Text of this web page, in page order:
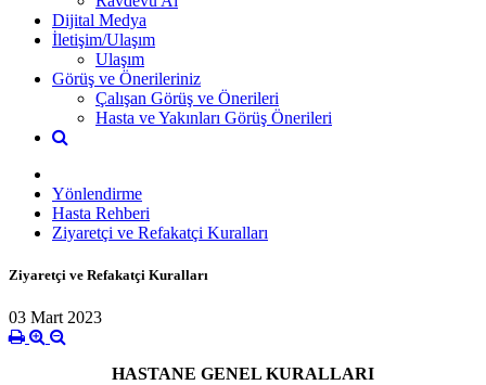
Dijital Medya
İletişim/Ulaşım
Ulaşım
Görüş ve Önerileriniz
Çalışan Görüş ve Önerileri
Hasta ve Yakınları Görüş Önerileri
Yönlendirme
Hasta Rehberi
Ziyaretçi ve Refakatçi Kuralları
Ziyaretçi ve Refakatçi Kuralları
03 Mart 2023
HASTANE GENEL KURALLARI